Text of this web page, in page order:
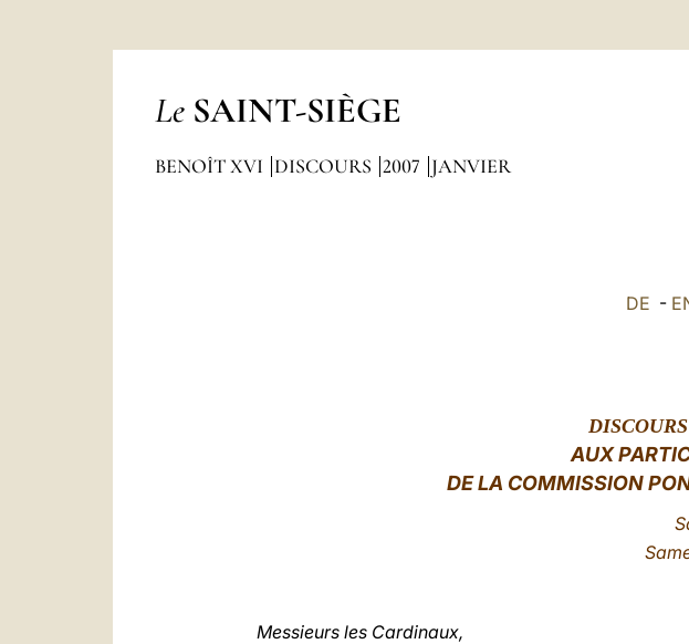
Le SAINT-SIÈGE
BENOÎT XVI DISCOURS 2007 JANVIER
DE -
AUX
DE LA COMMISSION
Messieurs les Cardinaux,